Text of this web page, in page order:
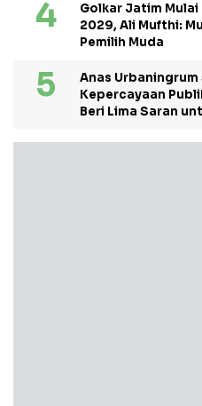
Golkar Jatim
2029, Ali Mufthi:
Pemilih Muda
Anas
Kepercayaan
Beri Lima Saran